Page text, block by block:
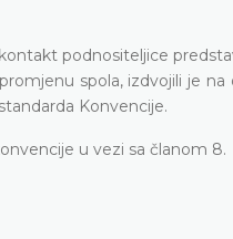
podnositeljice
spola, izdvojili je
Konvencije.
u vezi sa članom 8.